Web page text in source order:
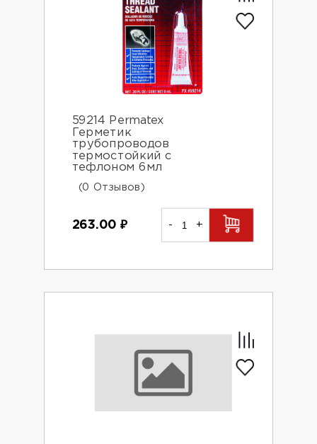
59214 Permatex
Герметик
трубопроводов
термостойкий с
тефлоном 6мл
(0 Отзывов)
263.00 ₽ - +